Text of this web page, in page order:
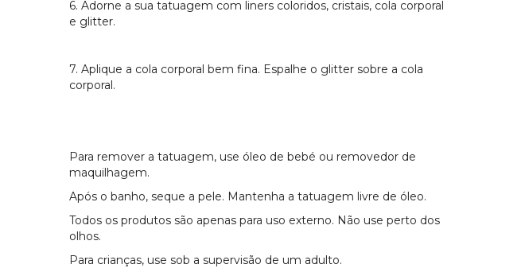
6. Adorne a sua tatuagem com liners coloridos, cristais, cola corporal
e glitter.
7. Aplique a cola corporal bem fina. Espalhe o glitter sobre a cola
corporal.
Para remover a tatuagem, use óleo de bebé ou removedor de
maquilhagem.
Após o banho, seque a pele. Mantenha a tatuagem livre de óleo.
Todos os produtos são apenas para uso externo. Não use perto dos
olhos.
Para crianças, use sob a supervisão de um adulto.